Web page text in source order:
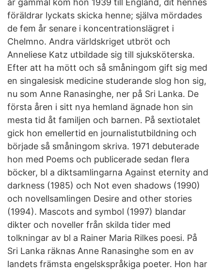
föräldrar lyckats skicka henne; själva mördades
de fem år senare i koncentrationslägret i
Chelmno. Andra världskriget utbröt och
Anneliese Katz utbildade sig till sjuksköterska.
Efter att ha mött och så småningom gift sig med
en singalesisk medicine studerande slog hon sig,
nu som Anne Ranasinghe, ner på Sri Lanka. De
första åren i sitt nya hemland ägnade hon sin
mesta tid åt familjen och barnen. På sextiotalet
gick hon emellertid en journalistutbildning och
började så småningom skriva. 1971 debuterade
hon med Poems och publicerade sedan flera
böcker, bl a diktsamlingarna Against eternity and
darkness (1985) och Not even shadows (1990)
och novellsamlingen Desire and other stories
(1994). Mascots and symbol (1997) blandar
dikter och noveller från skilda tider med
tolkningar av bl a Rainer Maria Rilkes poesi. På
Sri Lanka räknas Anne Ranasinghe som en av
landets främsta engelskspråkiga poeter. Hon har